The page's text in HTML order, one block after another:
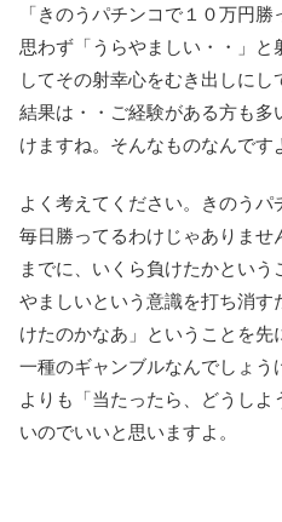
「きのうパチンコで１０万円
思わず「うらやましい・・」
してその射幸心をむき出しに
結果は・・ご経験がある方も多
けますね。そんなものなんです
よく考えてください。きのう
毎日勝ってるわけじゃありませ
までに、いくら負けたかとい
やましいという意識を打ち消す
けたのかなあ」ということを先
一種のギャンブルなんでしょ
よりも「当たったら、どうし
いのでいいと思いますよ。